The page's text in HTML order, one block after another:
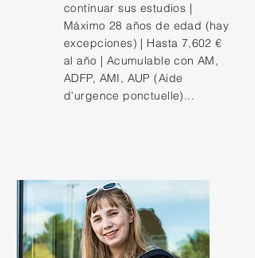
continuar sus estudios |
Máximo 28 años de edad (hay
excepciones) | Hasta 7,602 €
al año | Acumulable con AM,
ADFP, AMI, AUP (Aide
d'urgence ponctuelle)...